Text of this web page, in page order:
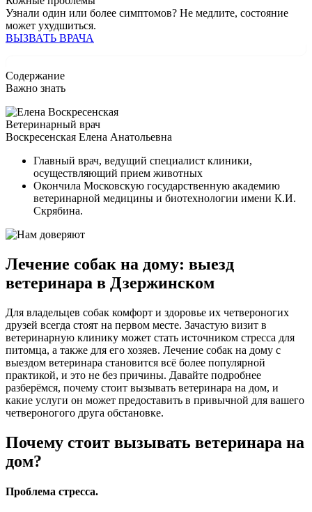
Узнали один или более симптомов? Не медлите, состояние
может ухудшиться.
ВЫЗВАТЬ ВРАЧА
Содержание
Важно знать
Ветеринарный врач
Воскресенская Елена Анатольевна
Главный врач, ведущий специалист клиники,
осуществляющий прием животных
Окончила Московскую государственную академию
ветеринарной медицины и биотехнологии имени К.И.
Скрябина.
Лечение собак на дому: выезд
ветеринара в Дзержинском
Для владельцев собак комфорт и здоровье их четвероногих
друзей всегда стоят на первом месте. Зачастую визит в
ветеринарную клинику может стать источником стресса для
питомца, а также для его хозяев. Лечение собак на дому с
выездом ветеринара становится всё более популярной
практикой, и это не без причины. Давайте подробнее
разберёмся, почему стоит вызывать ветеринара на дом, и
какие услуги он может предоставить в привычной для вашего
четвероногого друга обстановке.
Почему стоит вызывать ветеринара на
дом?
Проблема стресса.